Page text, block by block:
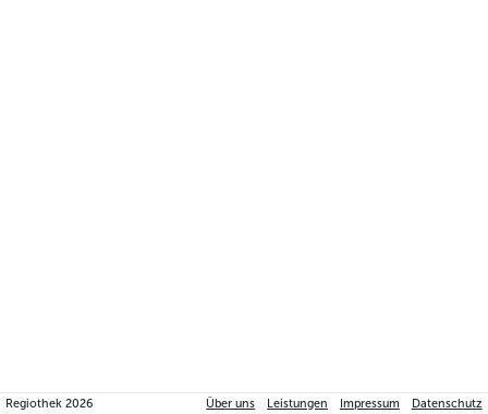
Regiothek2026 Über uns Leistungen Impressum Datenschutz